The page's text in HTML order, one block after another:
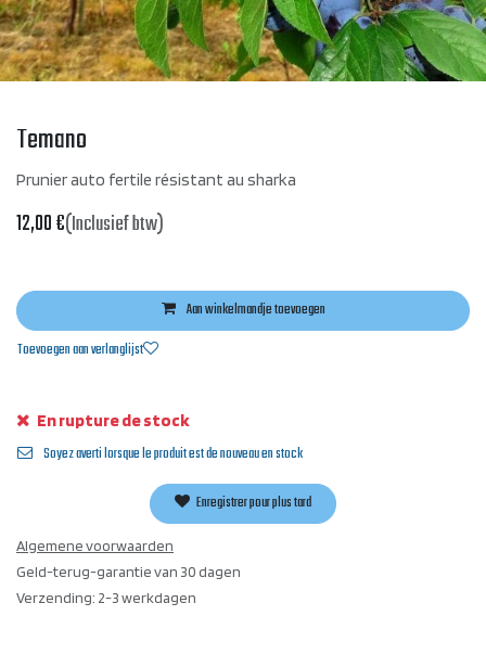
Temano
Prunier auto fertile résistant au sharka
12,00€(Inclusief btw)
Aan winkelmandje toevoegen
Toevoegen aan verlanglijst
En rupture de stock
Soyez averti lorsque le produit est de nouveau en stock
Enregistrer pour plus tard
Algemene voorwaarden
Geld-terug-garantie van 30 dagen
Verzending: 2-3 werkdagen